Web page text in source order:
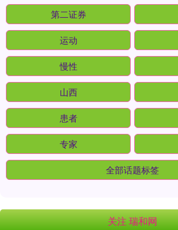
第二证券
运动
慢性
山西
患者
专家
全部话题标签
关注 瑞和网